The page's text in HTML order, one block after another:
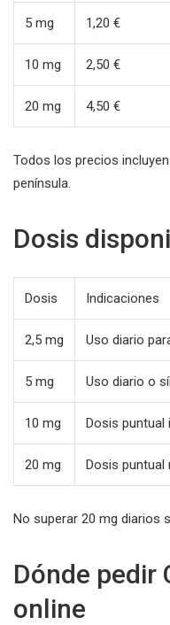
5 mg 1,20 €
10 mg 2,50 €
20 mg 4,50 €
Todos los precios
península.
Dosis
Dosis Indicaciones
2,5 mg Uso diario
5 mg Uso diario o
10 mg Dosis puntual
20 mg Dosis puntual
No superar 20 mg diarios
Dónde pedir
online